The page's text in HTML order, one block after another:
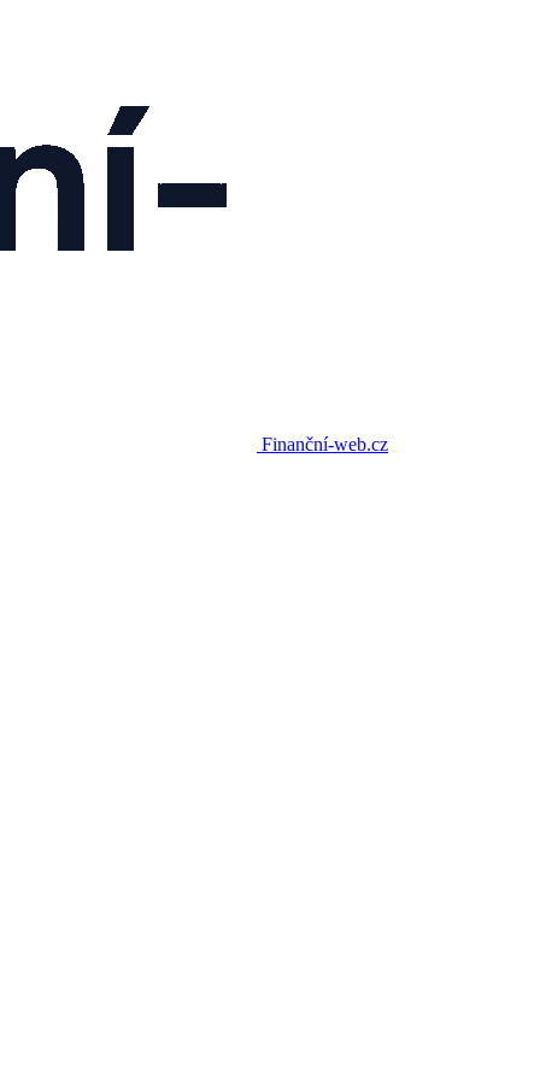
Finanční-web.cz